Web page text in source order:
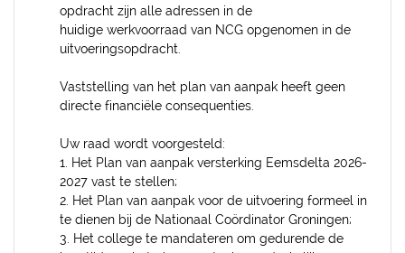
opdracht zijn alle adressen in de
huidige werkvoorraad van NCG opgenomen in de
uitvoeringsopdracht.
Vaststelling van het plan van aanpak heeft geen
directe financiële consequenties.
Uw raad wordt voorgesteld:
1. Het Plan van aanpak versterking Eemsdelta 2026-
2027 vast te stellen;
2. Het Plan van aanpak voor de uitvoering formeel in
te dienen bij de Nationaal Coördinator Groningen;
3. Het college te mandateren om gedurende de